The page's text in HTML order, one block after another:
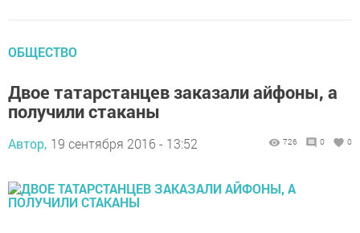
ОБЩЕСТВО
Двое татарстанцев заказали айфоны, а
получили стаканы
Автор, 19 сентября 2016 - 13:52 726 0 0